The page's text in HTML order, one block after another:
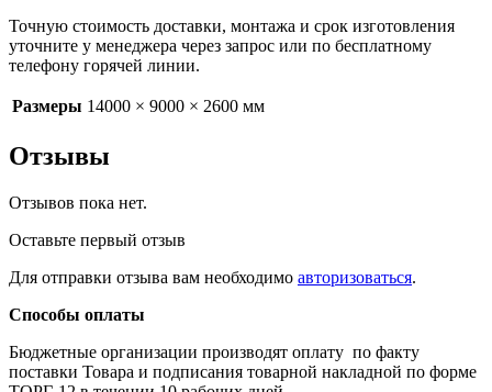
Точную стоимость доставки, монтажа и срок изготовления
уточните у менеджера через запрос или по бесплатному
телефону горячей линии.
Размеры 14000 × 9000 × 2600 мм
Отзывы
Отзывов пока нет.
Оставьте первый отзыв
Для отправки отзыва вам необходимо авторизоваться.
Способы оплаты
Бюджетные организации производят оплату по факту
поставки Товара и подписания товарной накладной по форме